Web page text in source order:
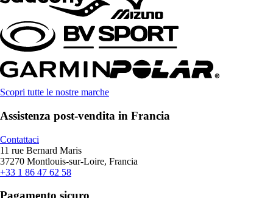
Scopri tutte le nostre marche
Assistenza post-vendita in Francia
Contattaci
11 rue Bernard Maris
37270 Montlouis-sur-Loire, Francia
+33 1 86 47 62 58
Pagamento sicuro